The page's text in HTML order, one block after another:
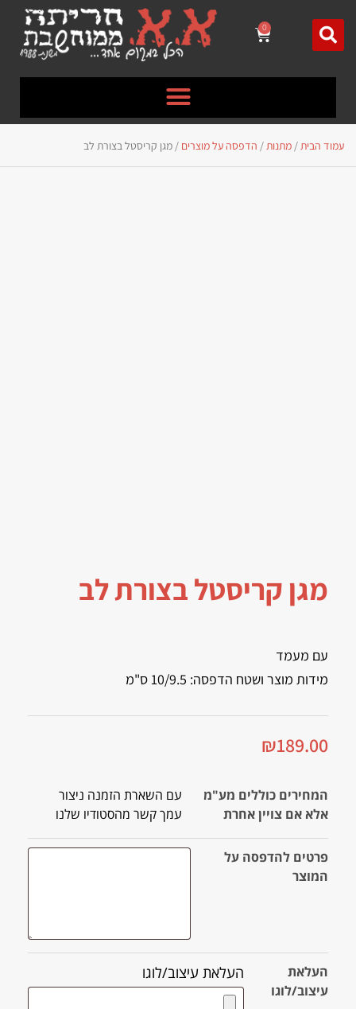
0
עמוד הבית/ מתנות/ הדפסה על מוצרים / מגן קריסטל בצורת לב
מגן קריסטל בצורת לב
עם מעמד
מידות מוצר ושטח הדפסה: 10/9.5 ס"מ
₪189.00
המחירים כוללים מע"מ
אלא אם צויין אחרת
עם השארת הזמנה ניצור
עמך קשר מהסטודיו שלנו
פרטים להדפסה על
המוצר
העלאת
עיצוב/לוגו
העלאת עיצוב/לוגו